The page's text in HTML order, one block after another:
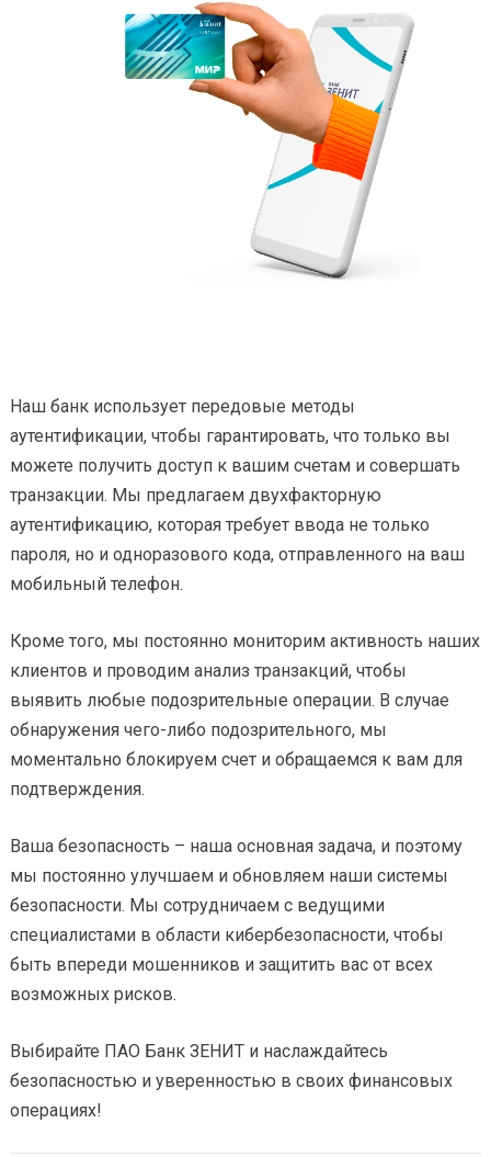
Наш банк использует передовые методы
аутентификации, чтобы гарантировать, что только вы
можете получить доступ к вашим счетам и совершать
транзакции. Мы предлагаем двухфакторную
аутентификацию, которая требует ввода не только
пароля, но и одноразового кода, отправленного на ваш
мобильный телефон.
Кроме того, мы постоянно мониторим активность наших
клиентов и проводим анализ транзакций, чтобы
выявить любые подозрительные операции. В случае
обнаружения чего-либо подозрительного, мы
моментально блокируем счет и обращаемся к вам для
подтверждения.
Ваша безопасность – наша основная задача, и поэтому
мы постоянно улучшаем и обновляем наши системы
безопасности. Мы сотрудничаем с ведущими
специалистами в области кибербезопасности, чтобы
быть впереди мошенников и защитить вас от всех
возможных рисков.
Выбирайте ПАО Банк ЗЕНИТ и наслаждайтесь
безопасностью и уверенностью в своих финансовых
операциях!